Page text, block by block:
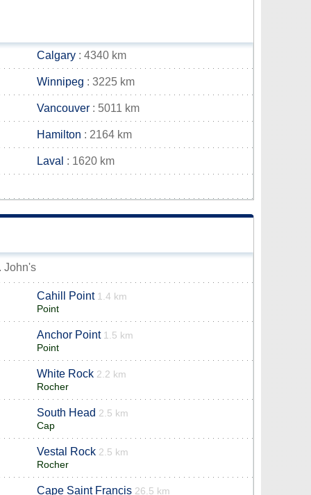
Calgary : 4340 km
Winnipeg : 3225 km
Vancouver : 5011 km
Hamilton : 2164 km
Laval : 1620 km
John's
Cahill Point 1.4 km
Point
Anchor Point 1.5 km
Point
White Rock 2.2 km
Rocher
South Head 2.5 km
Cap
Vestal Rock 2.5 km
Rocher
Cape Saint Francis 26.5 km